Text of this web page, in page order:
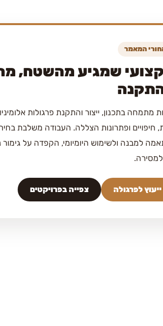
המאמר
שמגיע מהשטח,
מתמחה בתכנון, ייצור והתקנת פרגולות
חיפויים ופתרונות הצללה. העבודה משלבת
למבנה ולשימוש היומיומי, הקפדה על גימור
לפרגולה צפייה בפרויקטים